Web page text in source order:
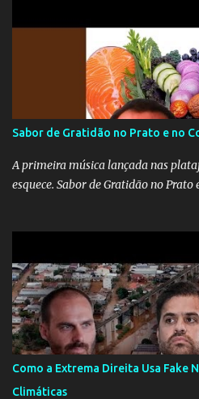
Sabor de Gratidão no Prato e no
A primeira música lançada nas
esquece. Sabor de Gratidão no Prato
Como a Extrema Direita Usa Fake
Climáticas